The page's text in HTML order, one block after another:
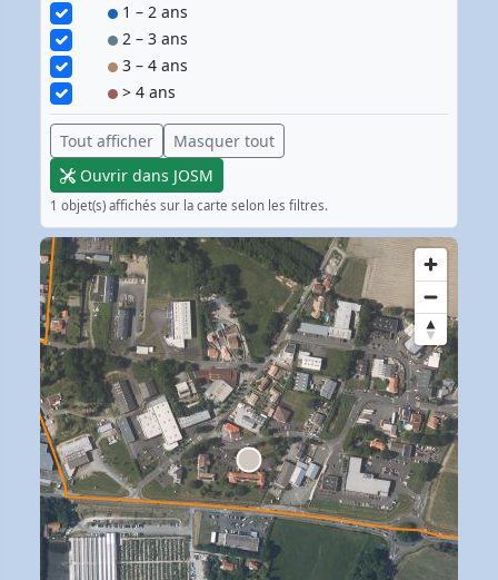
1 – 2 ans
2 – 3 ans
3 – 4 ans
> 4 ans
Tout afficher
Masquer tout
Ouvrir dans JOSM
1 objet(s) affichés sur la carte selon les filtres.